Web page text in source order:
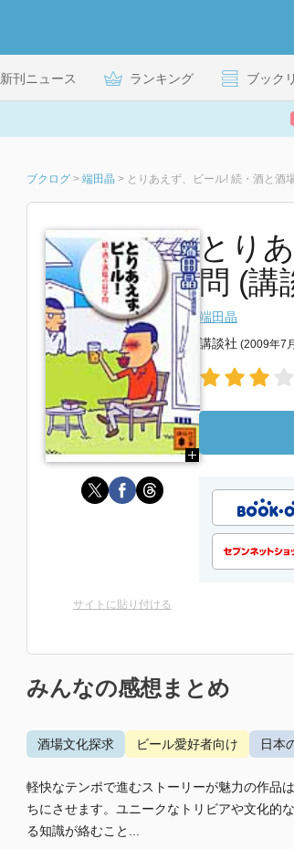
新刊ニュース ランキング ブック
ブクログ > 端田晶 > とりあえず、ビール! 続・酒と酒
とり
問 (講
端田晶
講談社 (2009年7
サイトに貼り付ける
みんなの感想まとめ
酒場文化探求 ビール愛好者向け 日本
軽快なテンポで進むストーリーが魅力の作品
ちにさせます。ユニークなトリビアや文化的
る知識が絡むこと...